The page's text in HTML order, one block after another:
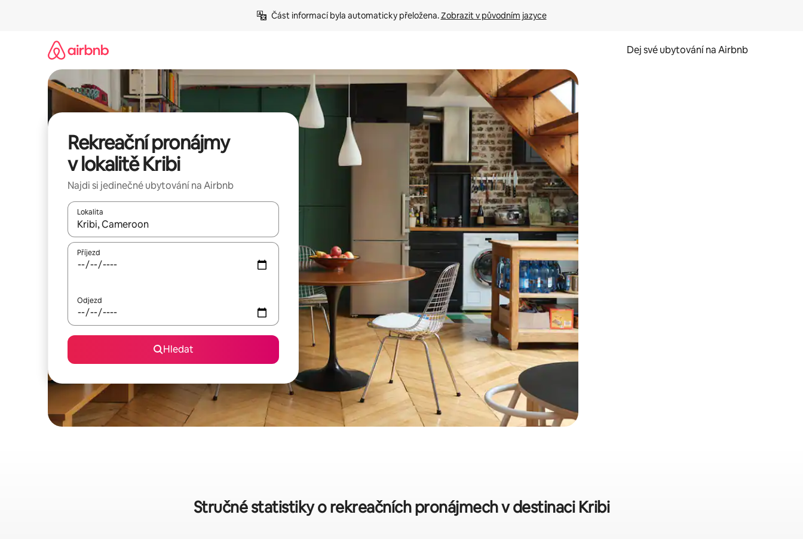
Část informací byla automaticky přeložena. Zobrazit v původním jazyce
Dej své ubytování na Airbnb
Rekreační pronájmy
v lokalitě Kribi
Najdi si jedinečné ubytování na Airbnb
Lokalita
Až budou výsledky k dispozici, můžeš si je procházet pomocí šipek nahoru a dolů, dotykem nebo přejetím prstem.
Příjezd
Odjezd
Hledat
Stručné statistiky o rekreačních pronájmech v destinaci Kribi